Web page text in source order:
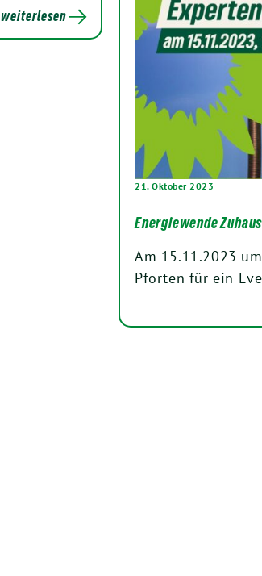
weiterlesen
21. Oktober 2023
Energiewende
Am 15.11.2023
Pforten für ein